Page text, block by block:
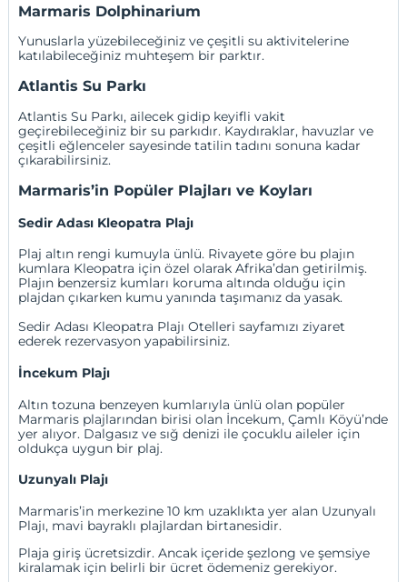
Marmaris Dolphinarium
Yunuslarla yüzebileceğiniz ve çeşitli su aktivitelerine
katılabileceğiniz muhteşem bir parktır.
Atlantis Su Parkı
Atlantis Su Parkı, ailecek gidip keyifli vakit
geçirebileceğiniz bir su parkıdır. Kaydıraklar, havuzlar ve
çeşitli eğlenceler sayesinde tatilin tadını sonuna kadar
çıkarabilirsiniz.
Marmaris’in Popüler Plajları ve Koyları
Sedir Adası Kleopatra Plajı
Plaj altın rengi kumuyla ünlü. Rivayete göre bu plajın
kumlara Kleopatra için özel olarak Afrika’dan getirilmiş.
Plajın benzersiz kumları koruma altında olduğu için
plajdan çıkarken kumu yanında taşımanız da yasak.
Sedir Adası Kleopatra Plajı Otelleri sayfamızı ziyaret
ederek rezervasyon yapabilirsiniz.
İncekum Plajı
Altın tozuna benzeyen kumlarıyla ünlü olan popüler
Marmaris plajlarından birisi olan İncekum, Çamlı Köyü’nde
yer alıyor. Dalgasız ve sığ denizi ile çocuklu aileler için
oldukça uygun bir plaj.
Uzunyalı Plajı
Marmaris’in merkezine 10 km uzaklıkta yer alan Uzunyalı
Plajı, mavi bayraklı plajlardan birtanesidir.
Plaja giriş ücretsizdir. Ancak içeride şezlong ve şemsiye
kiralamak için belirli bir ücret ödemeniz gerekiyor.